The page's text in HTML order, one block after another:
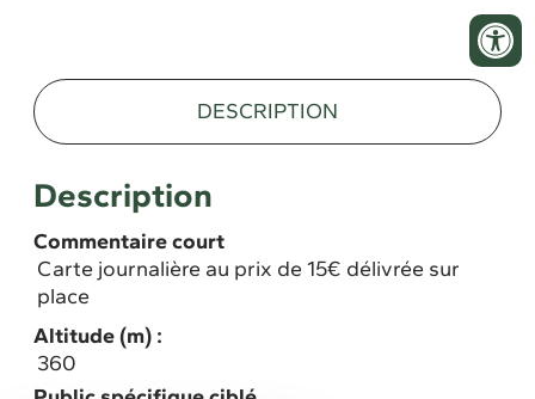
DESCRIPTION
Description
Commentaire court
Carte journalière au prix de 15€ délivrée sur
place
Altitude (m) :
360